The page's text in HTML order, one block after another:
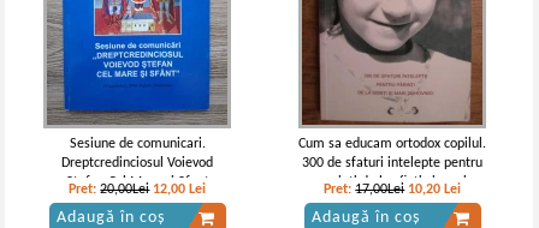
Sesiune de comunicari.
Dreptcredinciosul Voievod
Stefan Cel Mare si Sfant
Pret:20,00Lei 12,00 Lei
Adaugă în coș
Cum sa educam ortodox copilul.
300 de sfaturi intelepte pentru
parinti de la sfinti si mari
duhovnici
Pret:17,00Lei 10,20 Lei
Adaugă în coș